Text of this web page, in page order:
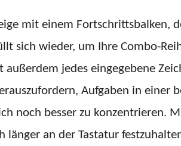
mit einem
sich wieder, um Ihre Combo-
jedes eingegebene
Aufgaben in
noch besser zu konzentrieren.
länger an der Tastatur